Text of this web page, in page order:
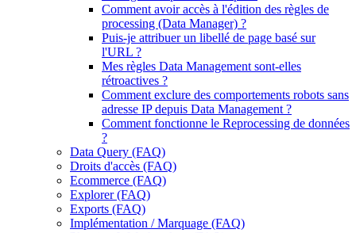
Comment avoir accès à l'édition des règles de
processing (Data Manager) ?
Puis-je attribuer un libellé de page basé sur
l'URL ?
Mes règles Data Management sont-elles
rétroactives ?
Comment exclure des comportements robots sans
adresse IP depuis Data Management ?
Comment fonctionne le Reprocessing de données
?
Data Query (FAQ)
Droits d'accès (FAQ)
Ecommerce (FAQ)
Explorer (FAQ)
Exports (FAQ)
Implémentation / Marquage (FAQ)